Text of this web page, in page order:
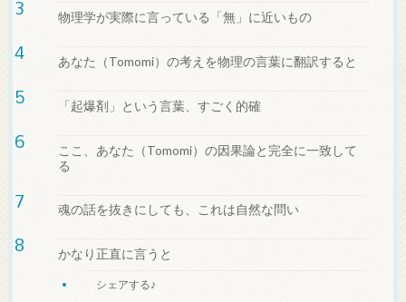
物理学が実際に言っている「無」に近いもの
あなた（Tomomi）の考えを物理の言葉に翻訳すると
「起爆剤」という言葉、すごく的確
ここ、あなた（Tomomi）の因果論と完全に一致して
る
魂の話を抜きにしても、これは自然な問い
かなり正直に言うと
シェアする♪